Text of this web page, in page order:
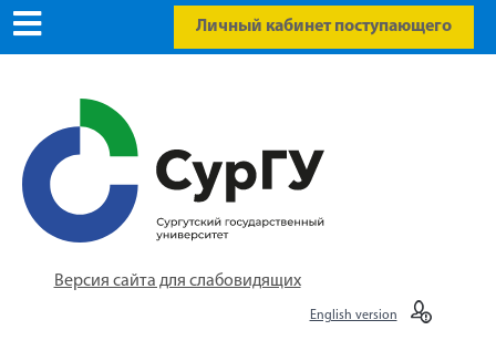
Личный кабинет поступающего
Версия сайта для слабовидящих
English version